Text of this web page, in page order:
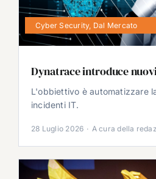
Cyber Security, Dal Mercato
Dynatrace introduce
L'obbiettivo è automatizzare
incidenti IT.
28 Luglio 2026 · A cura della